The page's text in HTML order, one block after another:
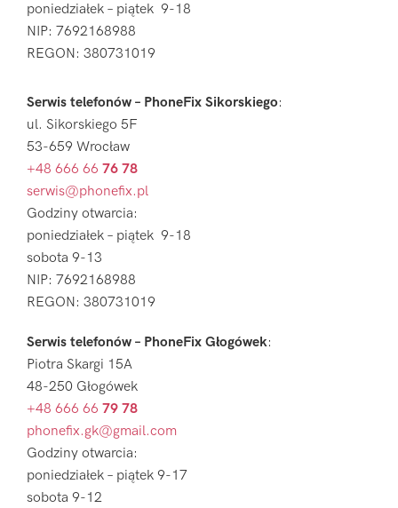
poniedziałek – piątek 9-18
NIP: 7692168988
REGON: 380731019
Serwis telefonów – PhoneFix Sikorskiego:
ul. Sikorskiego 5F
53-659 Wrocław
+48 666 66 76 78
serwis@phonefix.pl
Godziny otwarcia:
poniedziałek – piątek 9-18
sobota 9-13
NIP: 7692168988
REGON: 380731019
Serwis telefonów – PhoneFix Głogówek:
Piotra Skargi 15A
48-250 Głogówek
+48 666 66 79 78
phonefix.gk@gmail.com
Godziny otwarcia:
poniedziałek – piątek 9-17
sobota 9-12